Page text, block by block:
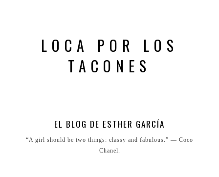
LOCA POR LOS
TACONES
EL BLOG DE ESTHER GARCÍA
“A girl should be two things: classy and fabulous.” ― Coco
Chanel.